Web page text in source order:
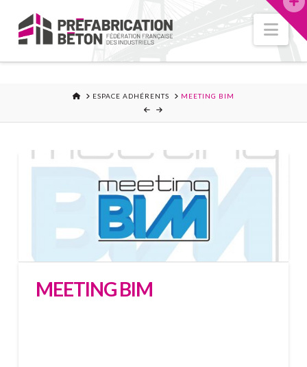
ACCUEIL
ESPACE ADHÉRENTS MEETING BIM
MEETING BIM